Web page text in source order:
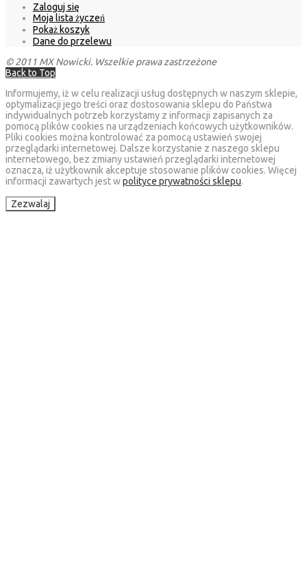
Zaloguj się
Moja lista życzeń
Pokaż koszyk
Dane do przelewu
© 2011 MX Nowicki. Wszelkie prawa zastrzeżone
Back to Top
Informujemy, iż w celu realizacji usług dostępnych w naszym sklepie,
optymalizacji jego treści oraz dostosowania sklepu do Państwa
indywidualnych potrzeb korzystamy z informacji zapisanych za
pomocą plików cookies na urządzeniach końcowych użytkowników.
Pliki cookies można kontrolować za pomocą ustawień swojej
przeglądarki internetowej. Dalsze korzystanie z naszego sklepu
internetowego, bez zmiany ustawień przeglądarki internetowej
oznacza, iż użytkownik akceptuje stosowanie plików cookies. Więcej
informacji zawartych jest wpolityce prywatności sklepu.
Zezwalaj